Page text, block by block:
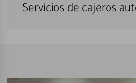
Servicios de cajeros